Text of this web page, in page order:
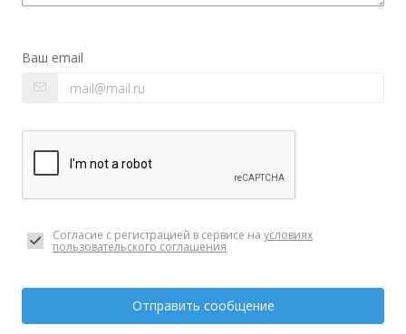
Ваш email
Согласие с регистрацией в сервисе на условиях
пользовательского соглашения
Отправить сообщение